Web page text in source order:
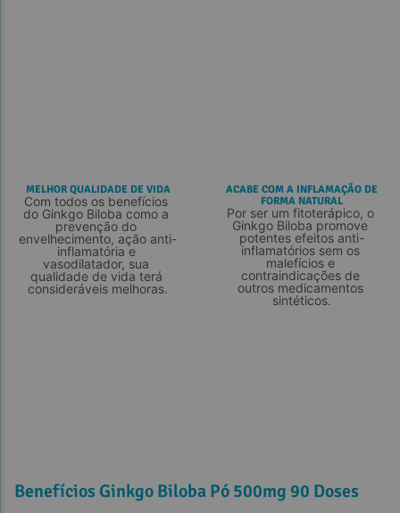
MELHOR QUALIDADE DE VIDA
Com todos os benefícios
do Ginkgo Biloba como a
prevenção do
envelhecimento, ação anti-
inflamatória e
vasodilatador, sua
qualidade de vida terá
consideráveis melhoras.
ACABE COM A INFLAMAÇÃO DE
FORMA NATURAL
Por ser um fitoterápico, o
Ginkgo Biloba promove
potentes efeitos anti-
inflamatórios sem os
malefícios e
contraindicações de
outros medicamentos
sintéticos.
Benefícios Ginkgo Biloba Pó 500mg 90 Doses